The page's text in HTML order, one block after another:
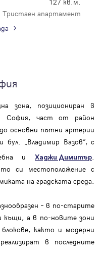
Тристаен апартамент
зона, позициониран в
София, част от район
до основни пътни артерии
бул. „Владимир Вазов”, с
и Хаджи Димитър
си местоположение с
на градската среда.
– в по-старите
къщи, а в по-новите зони
както и модерни
в последните